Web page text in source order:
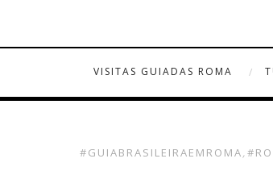
VISITAS GUIADAS ROMA
#GUIABRASILEIRAEMROMA,